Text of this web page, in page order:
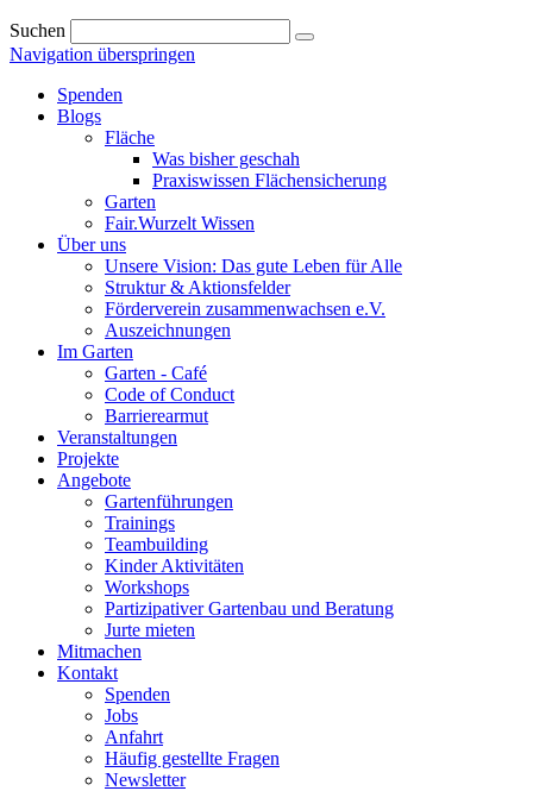
Suchen
Navigation überspringen
Spenden
Blogs
Fläche
Was bisher geschah
Praxiswissen Flächensicherung
Garten
Fair.Wurzelt Wissen
Über uns
Unsere Vision: Das gute Leben für Alle
Struktur & Aktionsfelder
Förderverein zusammenwachsen e.V.
Auszeichnungen
Im Garten
Garten - Café
Code of Conduct
Barrierearmut
Veranstaltungen
Projekte
Angebote
Gartenführungen
Trainings
Teambuilding
Kinder Aktivitäten
Workshops
Partizipativer Gartenbau und Beratung
Jurte mieten
Mitmachen
Kontakt
Spenden
Jobs
Anfahrt
Häufig gestellte Fragen
Newsletter